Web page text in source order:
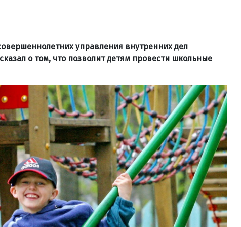
управления внутренних дел
о том, что позволит детям провести школьные